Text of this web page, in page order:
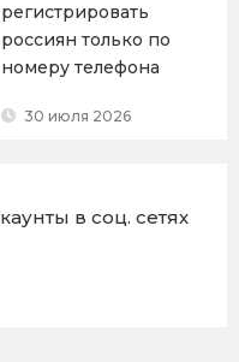
регистрировать
россиян только по
номеру телефона
30 июля 2026
в соц. сетях